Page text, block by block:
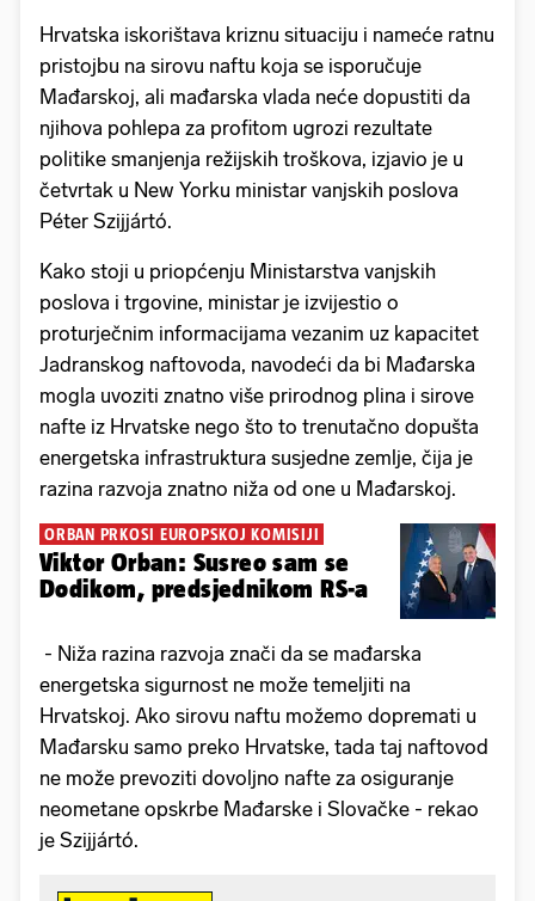
Hrvatska iskorištava kriznu situaciju i nameće ratnu
pristojbu na sirovu naftu koja se isporučuje
Mađarskoj, ali mađarska vlada neće dopustiti da
njihova pohlepa za profitom ugrozi rezultate
politike smanjenja režijskih troškova, izjavio je u
četvrtak u New Yorku ministar vanjskih poslova
Péter Szijjártó.
Kako stoji u priopćenju Ministarstva vanjskih
poslova i trgovine, ministar je izvijestio o
proturječnim informacijama vezanim uz kapacitet
Jadranskog naftovoda, navodeći da bi Mađarska
mogla uvoziti znatno više prirodnog plina i sirove
nafte iz Hrvatske nego što to trenutačno dopušta
energetska infrastruktura susjedne zemlje, čija je
razina razvoja znatno niža od one u Mađarskoj.
ORBAN PRKOSI EUROPSKOJ KOMISIJI
Viktor Orban: Susreo sam se
Dodikom, predsjednikom RS-a
- Niža razina razvoja znači da se mađarska
energetska sigurnost ne može temeljiti na
Hrvatskoj. Ako sirovu naftu možemo dopremati u
Mađarsku samo preko Hrvatske, tada taj naftovod
ne može prevoziti dovoljno nafte za osiguranje
neometane opskrbe Mađarske i Slovačke - rekao
je Szijjártó.